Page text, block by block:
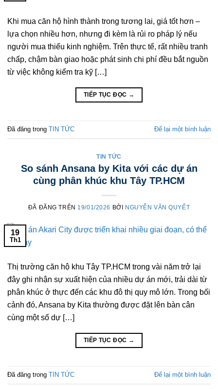
Khi mua căn hộ hình thành trong tương lai, giá tốt hơn –
lựa chọn nhiều hơn, nhưng đi kèm là rủi ro pháp lý nếu
người mua thiếu kinh nghiệm. Trên thực tế, rất nhiều tranh
chấp, chậm bàn giao hoặc phát sinh chi phí đều bắt nguồn
từ việc không kiểm tra kỹ […]
TIẾP TỤC ĐỌC →
Đã đăng trong TIN TỨC Để lại một bình luận
TIN TỨC
So sánh Ansana by Kita với các dự án
cùng phân khúc khu Tây TP.HCM
ĐÃ ĐĂNG TRÊN 19/01/2026 BỞI NGUYỄN VĂN QUYẾT
19
Th1
Thị trường căn hộ khu Tây TP.HCM trong vài năm trở lại
đây ghi nhận sự xuất hiện của nhiều dự án mới, trải dài từ
phân khúc ở thực đến các khu đô thị quy mô lớn. Trong bối
cảnh đó, Ansana by Kita thường được đặt lên bàn cân
cùng một số dự […]
TIẾP TỤC ĐỌC →
Đã đăng trong TIN TỨC Để lại một bình luận